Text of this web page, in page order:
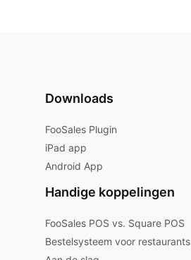
Downloads
FooSales Plugin
iPad app
Android App
Handige koppelingen
FooSales POS vs. Square POS
Bestelsysteem voor restaurants